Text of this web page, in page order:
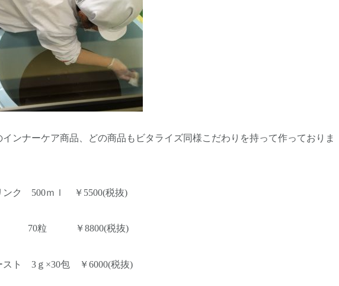
ンナーケア商品、どの商品もビタライズ同様こだわりを持って作っておりま
ンク 500ｍｌ ￥5500(税抜)
粒) 70粒 ￥8800(税抜)
スト 3ｇ×30包 ￥6000(税抜)